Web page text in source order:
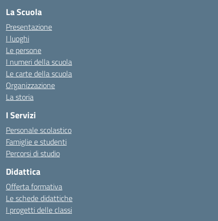
La Scuola
Presentazione
I luoghi
Le persone
I numeri della scuola
Le carte della scuola
Organizzazione
La storia
I Servizi
Personale scolastico
Famiglie e studenti
Percorsi di studio
Didattica
Offerta formativa
Le schede didattiche
I progetti delle classi